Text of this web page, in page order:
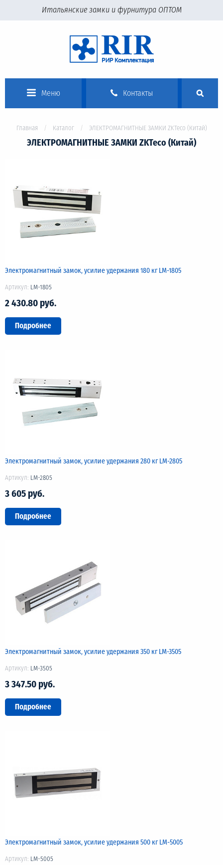
Итальянские замки и фурнитура ОПТОМ
Меню Контакты
Главная Каталог ЭЛЕКТРОМАГНИТНЫЕ ЗАМКИ ZKTeco (Китай)
ЭЛЕКТРОМАГНИТНЫЕ ЗАМКИ ZKTeco (Китай)
Электромагнитный замок, усилие удержания 180 кг LM-1805
Артикул: LM-1805
2 430.80 руб.
Подробнее
Электромагнитный замок, усилие удержания 280 кг LM-2805
Артикул: LM-2805
3 605 руб.
Подробнее
Электромагнитный замок, усилие удержания 350 кг LM-3505
Артикул: LM-3505
3 347.50 руб.
Подробнее
Электромагнитный замок, усилие удержания 500 кг LM-5005
Артикул: LM-5005